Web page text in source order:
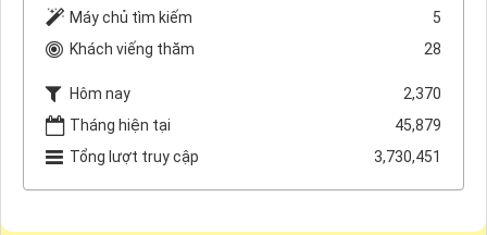
Máy chủ tìm kiếm
5
Khách viếng thăm
28
Hôm nay
2,370
Tháng hiện tại
45,879
Tổng lượt truy cập
3,730,451